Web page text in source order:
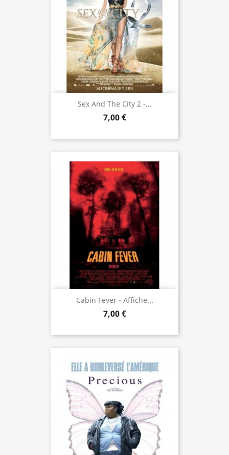
Sex And The City 2 -...
7,00 €
Cabin Fever - Affiche...
7,00 €